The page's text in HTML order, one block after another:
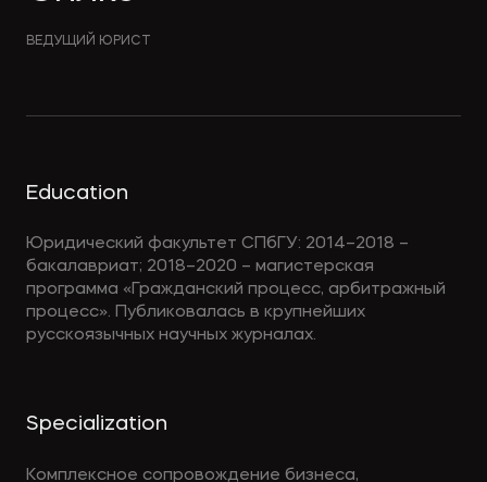
ВЕДУЩИЙ ЮРИСТ
Education
Юридический факультет СПбГУ: 2014–2018 –
бакалавриат; 2018–2020 – магистерская
программа «Гражданский процесс, арбитражный
процесс». Публиковалась в крупнейших
русскоязычных научных журналах.
Specialization
Комплексное сопровождение бизнеса,